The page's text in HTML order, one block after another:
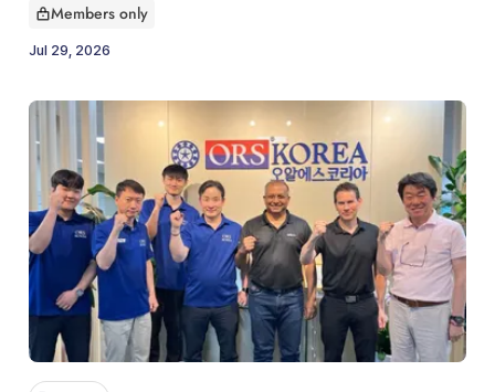
This article is for
Members only
Jul 29, 2026